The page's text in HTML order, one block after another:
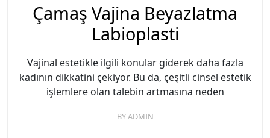
Çamaş Vajina Beyazlatma
Labioplasti
Vajinal estetikle ilgili konular giderek daha fazla
kadının dikkatini çekiyor. Bu da, çeşitli cinsel estetik
işlemlere olan talebin artmasına neden
BYADMIN